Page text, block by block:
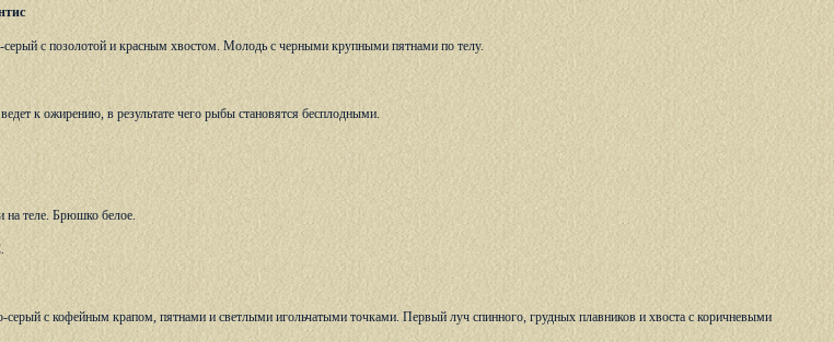
с позолотой и красным хвостом. Молодь с черными крупными пятнами по телу.
к ожирению, в результате чего рыбы становятся бесплодными.
на теле. Брюшко белое.
серый с кофейным крапом, пятнами и светлыми игольчатыми точками. Первый луч спинного, грудных плавников и хвоста с коричневыми